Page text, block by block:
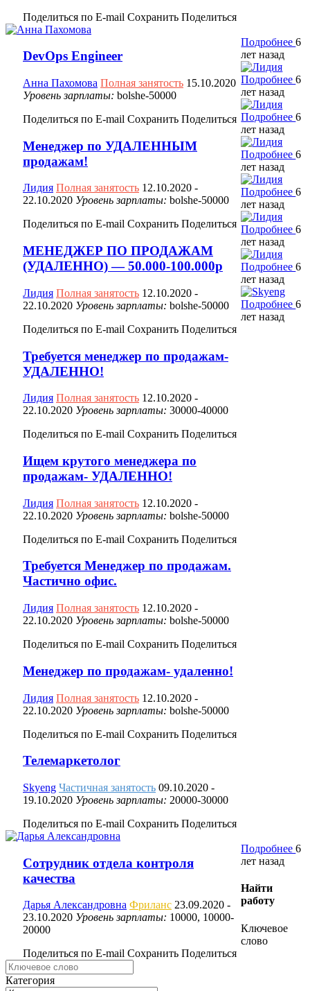
Поделиться по E-mail Сохранить Поделиться
DevOps Engineer
Анна Пахомова Полная занятость 15.10.2020
Уровень зарплаты: bolshe-50000
Поделиться по E-mail Сохранить Поделиться
Подробнее6
лет назад
Менеджер по УДАЛЕННЫМ
продажам!
Лидия Полная занятость 12.10.2020 -
22.10.2020 Уровень зарплаты: bolshe-50000
Поделиться по E-mail Сохранить Поделиться
Подробнее6
лет назад
МЕНЕДЖЕР ПО ПРОДАЖАМ
(УДАЛЕННО) — 50.000-100.000р
Лидия Полная занятость 12.10.2020 -
22.10.2020 Уровень зарплаты: bolshe-50000
Поделиться по E-mail Сохранить Поделиться
Подробнее6
лет назад
Требуется менеджер по продажам-
УДАЛЕННО!
Лидия Полная занятость 12.10.2020 -
22.10.2020 Уровень зарплаты: 30000-40000
Поделиться по E-mail Сохранить Поделиться
Подробнее6
лет назад
Ищем крутого менеджера по
продажам- УДАЛЕННО!
Лидия Полная занятость 12.10.2020 -
22.10.2020 Уровень зарплаты: bolshe-50000
Поделиться по E-mail Сохранить Поделиться
Подробнее6
лет назад
Требуется Менеджер по продажам.
Частично офис.
Лидия Полная занятость 12.10.2020 -
22.10.2020 Уровень зарплаты: bolshe-50000
Поделиться по E-mail Сохранить Поделиться
Подробнее6
лет назад
Менеджер по продажам- удаленно!
Лидия Полная занятость 12.10.2020 -
22.10.2020 Уровень зарплаты: bolshe-50000
Поделиться по E-mail Сохранить Поделиться
Подробнее6
лет назад
Телемаркетолог
Skyeng Частичная занятость 09.10.2020 -
19.10.2020 Уровень зарплаты: 20000-30000
Поделиться по E-mail Сохранить Поделиться
Подробнее6
лет назад
Сотрудник отдела контроля
качества
Дарья Александровна Фриланс 23.09.2020 -
23.10.2020 Уровень зарплаты: 10000, 10000-
20000
Поделиться по E-mail Сохранить Поделиться
Подробнее6
лет назад
Найти
работу
Ключевое
слово
Категория